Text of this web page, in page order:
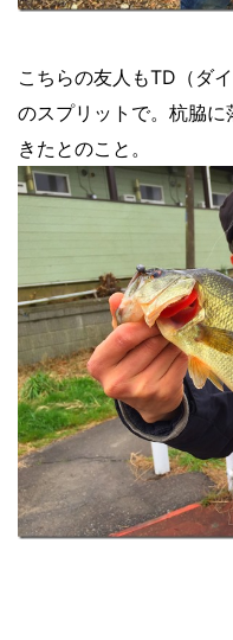
こちらの友人もTD（ダ
のスプリットで。杭脇
きたとのこと。